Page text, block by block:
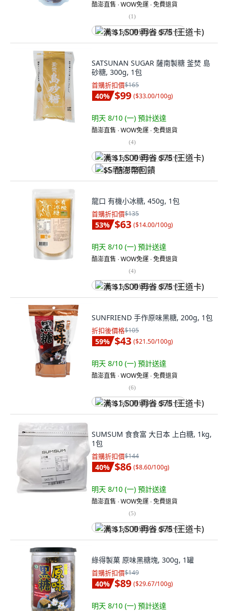
酷澎直售 ∙ WOW免運 ∙ 免費退貨
(1)
满 $1,500 再省 $75 (王道卡)
SATSUNAN SUGAR 薩南製糖 釜焚 島
砂糖, 300g, 1包
首購折扣價$165
40% $99 ($33.00/100g)
明天 8/10 (一) 預計送達
酷澎直售 ∙ WOW免運 ∙ 免費退貨
(4)
满 $1,500 再省 $75 (王道卡)
$5 酷澎幣回饋
龍口 有機小冰糖, 450g, 1包
首購折扣價$135
53% $63 ($14.00/100g)
明天 8/10 (一) 預計送達
酷澎直售 ∙ WOW免運 ∙ 免費退貨
(4)
满 $1,500 再省 $75 (王道卡)
SUNFRIEND 手作原味黑糖, 200g, 1包
折扣後價格$105
59% $43 ($21.50/100g)
明天 8/10 (一) 預計送達
酷澎直售 ∙ WOW免運 ∙ 免費退貨
(6)
满 $1,500 再省 $75 (王道卡)
SUMSUM 食食富 大日本 上白糖, 1kg,
1包
首購折扣價$144
40% $86 ($8.60/100g)
明天 8/10 (一) 預計送達
酷澎直售 ∙ WOW免運 ∙ 免費退貨
(5)
满 $1,500 再省 $75 (王道卡)
綠得製菓 原味黑糖塊, 300g, 1罐
首購折扣價$149
40% $89 ($29.67/100g)
明天 8/10 (一) 預計送達